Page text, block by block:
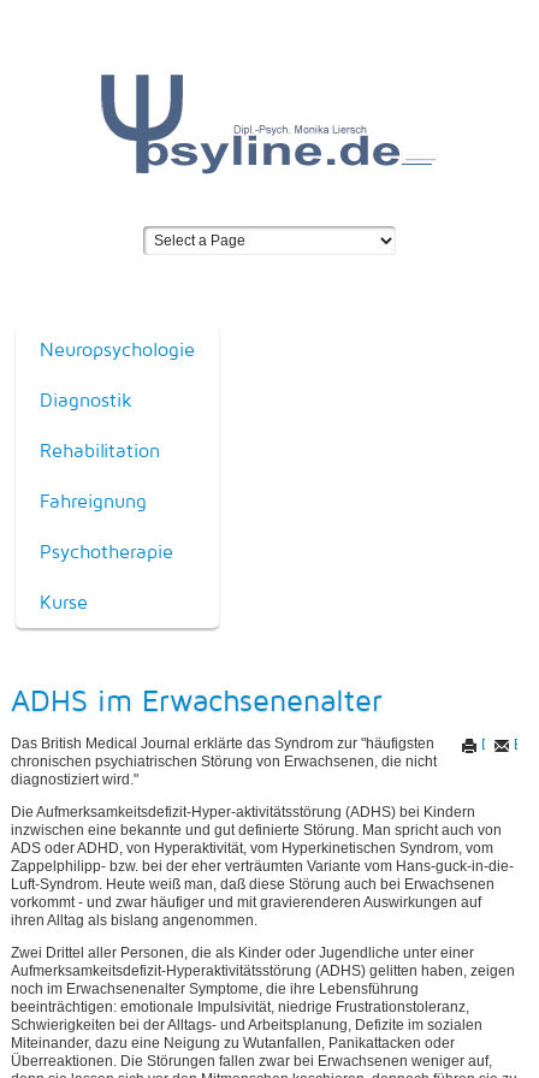
Neuropsychologie
Diagnostik
Rehabilitation
Fahreignung
Psychotherapie
Kurse
ADHS im Erwachsenenalter
Drucken
E-
Das British Medical Journal erklärte das Syndrom zur "häufigsten
chronischen psychiatrischen Störung von Erwachsenen, die nicht
diagnostiziert wird."
Die Aufmerksamkeitsdefizit-Hyper-aktivitätsstörung (ADHS) bei Kindern
inzwischen eine bekannte und gut definierte Störung. Man spricht auch von
ADS oder ADHD, von Hyperaktivität, vom Hyperkinetischen Syndrom, vom
Zappelphilipp- bzw. bei der eher verträumten Variante vom Hans-guck-in-die-
Luft-Syndrom. Heute weiß man, daß diese Störung auch bei Erwachsenen
vorkommt - und zwar häufiger und mit gravierenderen Auswirkungen auf
ihren Alltag als bislang angenommen.
Zwei Drittel aller Personen, die als Kinder oder Jugendliche unter einer
Aufmerksamkeitsdefizit-Hyperaktivitätsstörung (ADHS) gelitten haben, zeigen
noch im Erwachsenenalter Symptome, die ihre Lebensführung
beeinträchtigen: emotionale Impulsivität, niedrige Frustrationstoleranz,
Schwierigkeiten bei der Alltags- und Arbeitsplanung, Defizite im sozialen
Miteinander, dazu eine Neigung zu Wutanfallen, Panikattacken oder
Überreaktionen. Die Störungen fallen zwar bei Erwachsenen weniger auf,